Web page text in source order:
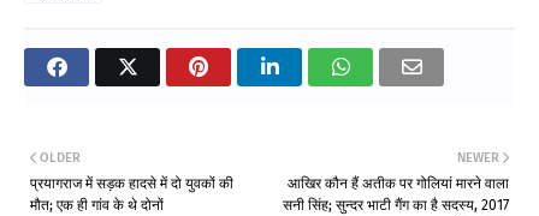
NEWER
आखिर कौन हैं अतीक पर गोलियां मारने वाला
सनी सिंह; सुन्दर भाटी गैंग का है सदस्य, 2017
OLDER
प्रयागराज में सड़क हादसे में दो युवकों की
मौत; एक ही गांव के थे दोनों